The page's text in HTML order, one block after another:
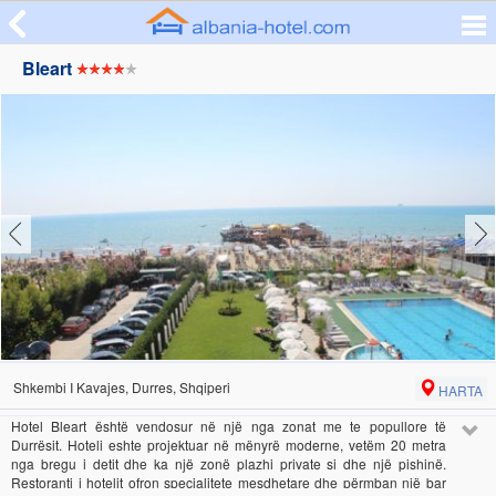
Bleart
Shkembi I Kavajes, Durres, Shqiperi
HARTA
Hotel Bleart është vendosur në një nga zonat me te popullore të
Durrësit. Hoteli eshte projektuar në mënyrë moderne, vetëm 20 metra
nga bregu i detit dhe ka një zonë plazhi private si dhe një pishinë.
Restoranti i hotelit ofron specialitete mesdhetare dhe përmban një bar